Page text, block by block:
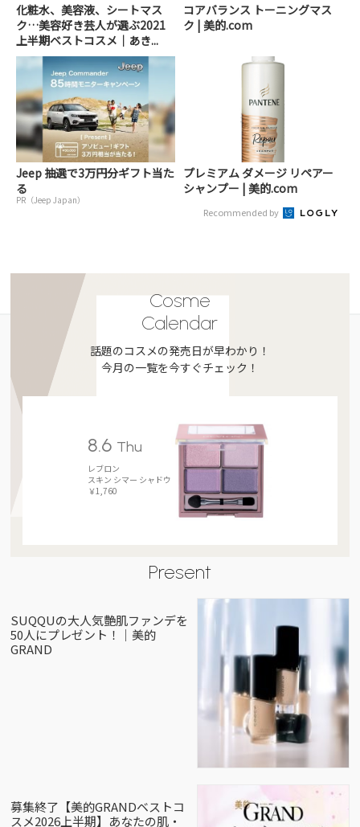
化粧水、美容液、シートマス
ク…美容好き芸人が選ぶ2021
上半期ベストコスメ｜あき...
コアバランス トーニングマス
ク | 美的.com
Jeep 抽選で3万円分ギフト当た
る
PR（Jeep Japan）
プレミアム ダメージ リペアー
シャンプー | 美的.com
Recommended by
Cosme
Calendar
話題のコスメの発売日が早わかり！
今月の一覧を今すぐチェック！
8.6 Thu
レブロン
スキン シマー シャドウ
￥1,760
Present
SUQQUの大人気艶肌ファンデを
50人にプレゼント！｜美的
GRAND
募集終了【美的GRANDベストコ
スメ2026上半期】あなたの肌・